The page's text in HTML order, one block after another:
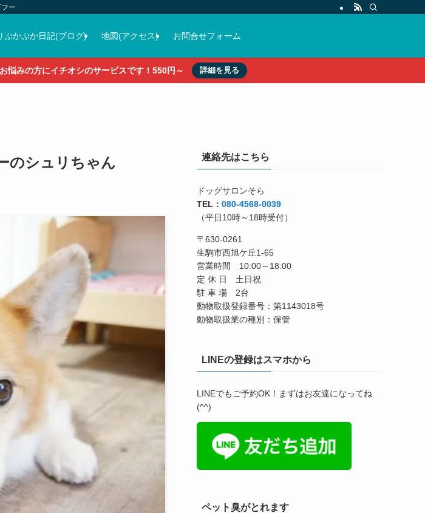
ード＆おやつ＆各種グッズの販売
ぷかぷか日記(ブログ) 地図(アクセス) お問合せフォーム
悩みの方にイチオシのサービスです！550円～ 詳細を見る
のシュリちゃん 連絡先はこちら
ドッグサロンそら
TEL： 080-4568-0039
（平日10時～18時受付）
〒630-0261
生駒市西旭ケ丘1-65
営業時間 10:00～18:00
定 休 日 土日祝
駐 車 場 2台
動物取扱登録番号：第1143018号
動物取扱業の種別：保管
LINEの登録はスマホから
LINEでもご予約OK！まずはお友達になってね
(^^)
ペット臭がとれます